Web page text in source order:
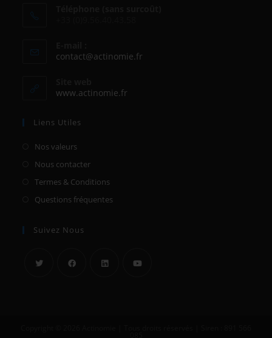
contact@actinomie.fr
www.actinomie.fr
Liens Utiles
Nos valeurs
Nous contacter
Termes & Conditions
Questions fréquentes
Suivez Nous